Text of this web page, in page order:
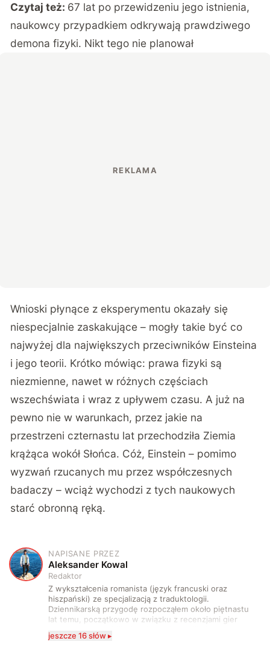
Czytaj też: 67 lat po przewidzeniu jego istnienia,
naukowcy przypadkiem odkrywają prawdziwego
demona fizyki. Nikt tego nie planował
Wnioski płynące z eksperymentu okazały się
niespecjalnie zaskakujące – mogły takie być co
najwyżej dla największych przeciwników Einsteina
i jego teorii. Krótko mówiąc: prawa fizyki są
niezmienne, nawet w różnych częściach
wszechświata i wraz z upływem czasu. A już na
pewno nie w warunkach, przez jakie na
przestrzeni czternastu lat przechodziła Ziemia
krążąca wokół Słońca. Cóż, Einstein – pomimo
wyzwań rzucanych mu przez współczesnych
badaczy – wciąż wychodzi z tych naukowych
starć obronną ręką.
A
NAPISANE PRZEZ
Aleksander Kowal
Redaktor
Z wykształcenia romanista (język francuski oraz
hiszpański) ze specjalizacją z traduktologii.
Dziennikarską przygodę rozpocząłem około piętnastu
lat temu, początkowo w związku z recenzjami gier
komputerowych i filmów. Obecnie publikuję
zdecydowanie częściej na tematy związane z nauką
jeszcze 16 słów ▸